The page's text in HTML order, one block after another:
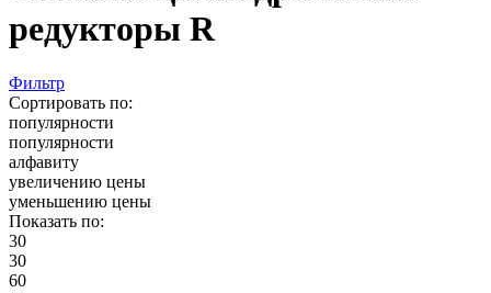
редукторы R
Фильтр
Сортировать по:
популярности
популярности
алфавиту
увеличению цены
уменьшению цены
Показать по:
30
30
60